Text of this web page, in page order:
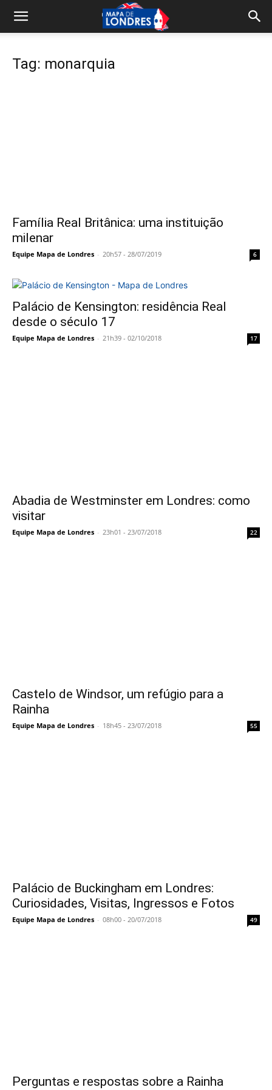
Tag: monarquia
Família Real Britânica: uma instituição
milenar
Equipe Mapa de Londres - 20h57 - 28/07/2019 6
Palácio de Kensington: residência Real
desde o século 17
Equipe Mapa de Londres - 21h39 - 02/10/2018 17
Abadia de Westminster em Londres: como
visitar
Equipe Mapa de Londres - 23h01 - 23/07/2018 22
Castelo de Windsor, um refúgio para a
Rainha
Equipe Mapa de Londres - 18h45 - 23/07/2018 55
Palácio de Buckingham em Londres:
Curiosidades, Visitas, Ingressos e Fotos
Equipe Mapa de Londres - 08h00 - 20/07/2018 49
Perguntas e respostas sobre a Rainha